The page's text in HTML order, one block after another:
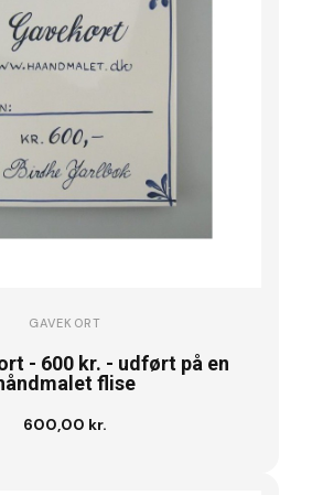
GAVEKORT
- 600 kr. - udført på en
flise
600,00 kr.
Læg i kurv